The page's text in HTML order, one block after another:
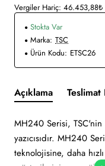
Vergiler Hariç: 46.453,88₺
Stokta Var
Marka: TSC
Ürün Kodu: ETSC26
Açıklama
MH240 Serisi,
yazıcısıdır. MH240
teknolojisine, daha